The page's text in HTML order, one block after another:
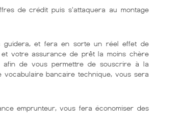
de crédit puis s'attaquera au montage
et fera en sorte un réel effet de
votre assurance de prêt la moins chère
afin de vous permettre de souscrire à la
vocabulaire bancaire technique, vous sera
emprunteur, vous fera économiser des